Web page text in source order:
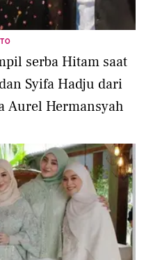
serba Hitam saat
Syifa Hadju dari
Aurel Hermansyah